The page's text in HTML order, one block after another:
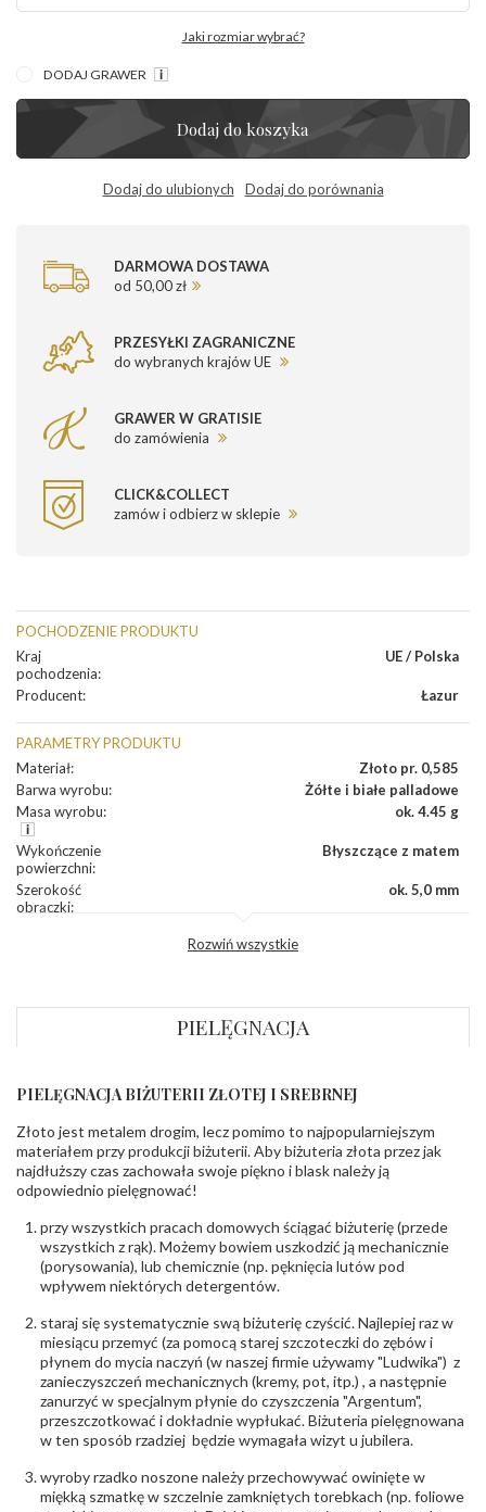
Jaki rozmiar wybrać?
DODAJ GRAWER
Dodaj do koszyka
Dodaj do ulubionych Dodaj do porównania
DARMOWA DOSTAWA
od 50,00 zł
PRZESYŁKI ZAGRANICZNE
do wybranych krajów UE
GRAWER W GRATISIE
do zamówienia
CLICK&COLLECT
zamów i odbierz w sklepie
POCHODZENIE PRODUKTU
Kraj
pochodzenia:
UE / Polska
Producent: Łazur
PARAMETRY PRODUKTU
Materiał:
Złoto pr. 0,585
Barwa wyrobu:
Żółte i białe palladowe
Masa wyrobu: ok. 4.45 g
Wykończenie
powierzchni:
Błyszczące z matem
Szerokość
obrączki:
ok. 5,0 mm
INNE PARAMETRY
Producent
odpowiedzialny:
Łazur sp.j. Kowalowy 134 38-200 Jasło; NIP:
6850004631; tel.13 44 56 100;
biuro@obraczki.pl ,PZ Stelmach Sp. z o.o. ul.
Północna 22 45-805 Opole; NIP 7542889545;
Tel. +48 77 54 90 100; biuro@stelmach.pl
Bezpieczeństwo
- rodzaj
ostrzeżenia:
Nie nadaje się dla dzieci w wieku poniżej 3 lat
, Elementy w wyrobie wykonane z białego złota
zawierają nikiel
Rozwiń wszystkie
PIELĘGNACJA
PIELĘGNACJA BIŻUTERII ZŁOTEJ I SREBRNEJ
Złoto jest metalem drogim, lecz pomimo to najpopularniejszym
materiałem przy produkcji biżuterii. Aby biżuteria złota przez jak
najdłuższy czas zachowała swoje piękno i blask należy ją
odpowiednio pielęgnować!
przy wszystkich pracach domowych ściągać biżuterię (przede
wszystkich z rąk). Możemy bowiem uszkodzić ją mechanicznie
(porysowania), lub chemicznie (np. pęknięcia lutów pod
wpływem niektórych detergentów.
staraj się systematycznie swą biżuterię czyścić. Najlepiej raz w
miesiącu przemyć (za pomocą starej szczoteczki do zębów i
płynem do mycia naczyń (w naszej firmie używamy "Ludwika") z
zanieczyszczeń mechanicznych (kremy, pot, itp.) , a następnie
zanurzyć w specjalnym płynie do czyszczenia "Argentum",
przeszczotkować i dokładnie wypłukać. Biżuteria pielęgnowana
w ten sposób rzadziej będzie wymagała wizyt u jubilera.
wyroby rzadko noszone należy przechowywać owinięte w
miękką szmatkę w szczelnie zamkniętych torebkach (np. foliowe